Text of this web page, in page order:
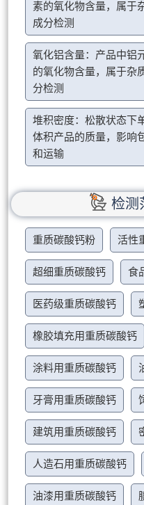
素的氧化物含量，属于
成分检测
氧化铝含量：产品中铝
的氧化物含量，属于杂
分检测
堆积密度：松散状态下
体积产品的质量，影响
和运输
检测
重质碳酸钙粉 活性
超细重质碳酸钙 食
医药级重质碳酸钙
橡胶填充用重质碳酸钙
涂料用重质碳酸钙
牙膏用重质碳酸钙
建筑用重质碳酸钙
人造石用重质碳酸钙
油漆用重质碳酸钙